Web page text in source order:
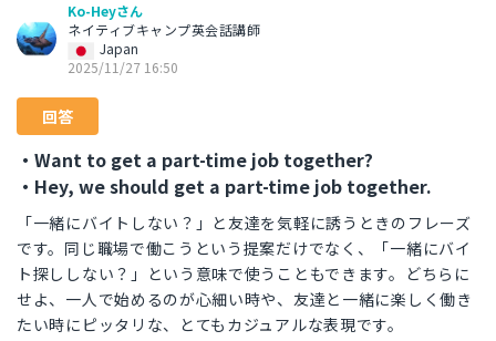
Ko-Heyさん
ネイティブキャンプ英会話講師
Japan
2025/11/27 16:50
回答
・Want to get a part-time job together?
・Hey, we should get a part-time job together.
「一緒にバイトしない？」と友達を気軽に誘うときのフレーズ
です。同じ職場で働こうという提案だけでなく、「一緒にバイ
ト探ししない？」という意味で使うこともできます。どちらに
せよ、一人で始めるのが心細い時や、友達と一緒に楽しく働き
たい時にピッタリな、とてもカジュアルな表現です。